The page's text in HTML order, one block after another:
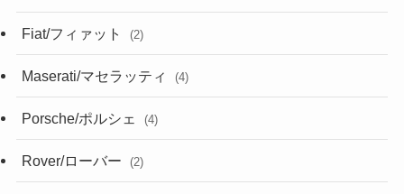
Fiat/フィァット (2)
Maserati/マセラッティ (4)
Porsche/ポルシェ (4)
Rover/ローバー (2)